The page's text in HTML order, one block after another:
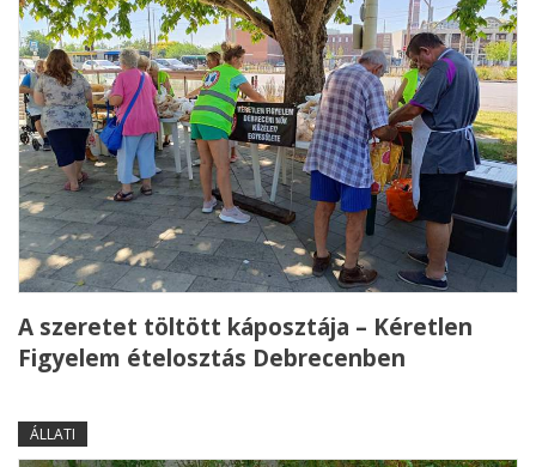
A szeretet töltött káposztája – Kéretlen
Figyelem ételosztás Debrecenben
ÁLLATI